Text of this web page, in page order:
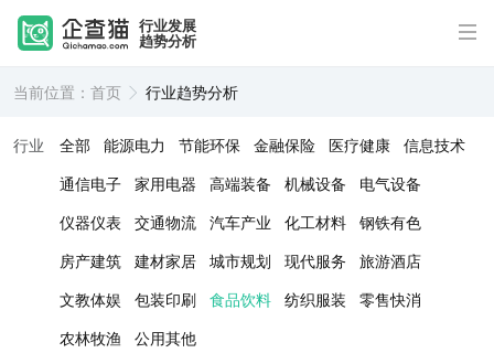
行业发展
趋势分析
当前位置： 首页 行业趋势分析
行业 全部 能源电力 节能环保 金融保险 医疗健康 信息技术
通信电子 家用电器 高端装备 机械设备
电气设备
仪器仪表
交通物流 汽车产业 化工材料 钢铁有色
房产建筑 建材家居 城市规划 现代服务
旅游酒店
文教体娱
包装印刷 食品饮料 纺织服装
零售快消
农林牧渔
公用其他